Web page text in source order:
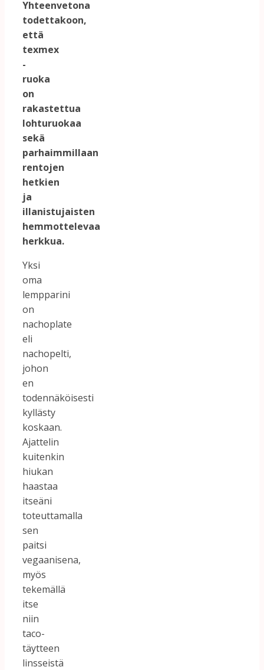
Yhteenvetona
todettakoon,
että
texmex
-
ruoka
on
rakastettua
lohturuokaa
sekä
parhaimmillaan
rentojen
hetkien
ja
illanistujaisten
hemmottelevaa
herkkua.
Yksi
oma
lempparini
on
nachoplate
eli
nachopelti,
johon
en
todennäköisesti
kyllästy
koskaan.
Ajattelin
kuitenkin
hiukan
haastaa
itseäni
toteuttamalla
sen
paitsi
vegaanisena,
myös
tekemällä
itse
niin
taco-
täytteen
linsseistä